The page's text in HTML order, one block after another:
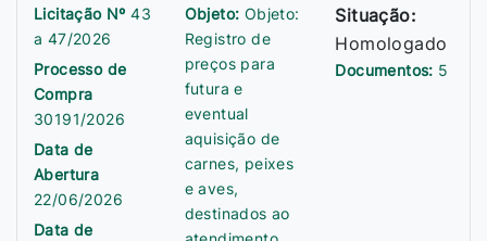
Licitação Nº43
a 47/2026
Processo de
Compra
30191/2026
Data de
Abertura
22/06/2026
Data de
Objeto: Objeto:
Registro de
preços para
futura e
eventual
aquisição de
carnes, peixes
e aves,
destinados ao
Situação:
Homologado
Documentos: 5